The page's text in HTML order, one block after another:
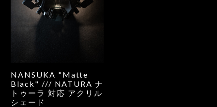
NANSUKA "Matte
Black" /// NATURA ナ
トゥーラ 対応 アクリル
シェード